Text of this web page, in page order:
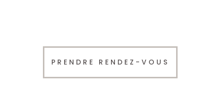
PRENDRE RENDEZ-VOUS